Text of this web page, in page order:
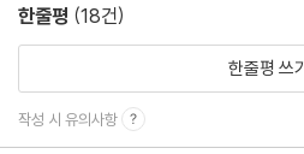
한줄평 (18건)
한줄평 쓰기
작성 시 유의사항